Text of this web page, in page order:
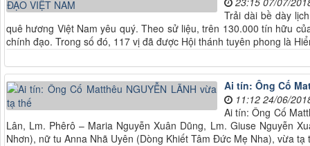
Trải dài bề dày
quê hương Việt Nam yêu quý. Theo sử liệu, trên 130.000 tín hữu
chính đạo. Trong số đó, 117 vị đã được Hội thánh tuyên phong là
Ai tín: Ông Cố
11:12 24/06/
Ai tín: Ông Cố
Lân, Lm. Phêrô – Maria Nguyễn Xuân Dũng, Lm. Giuse Nguyễn
Nhơn), nữ tu Anna Nhã Uyên (Dòng Khiết Tâm Đức Mẹ Nha), vừa tạ